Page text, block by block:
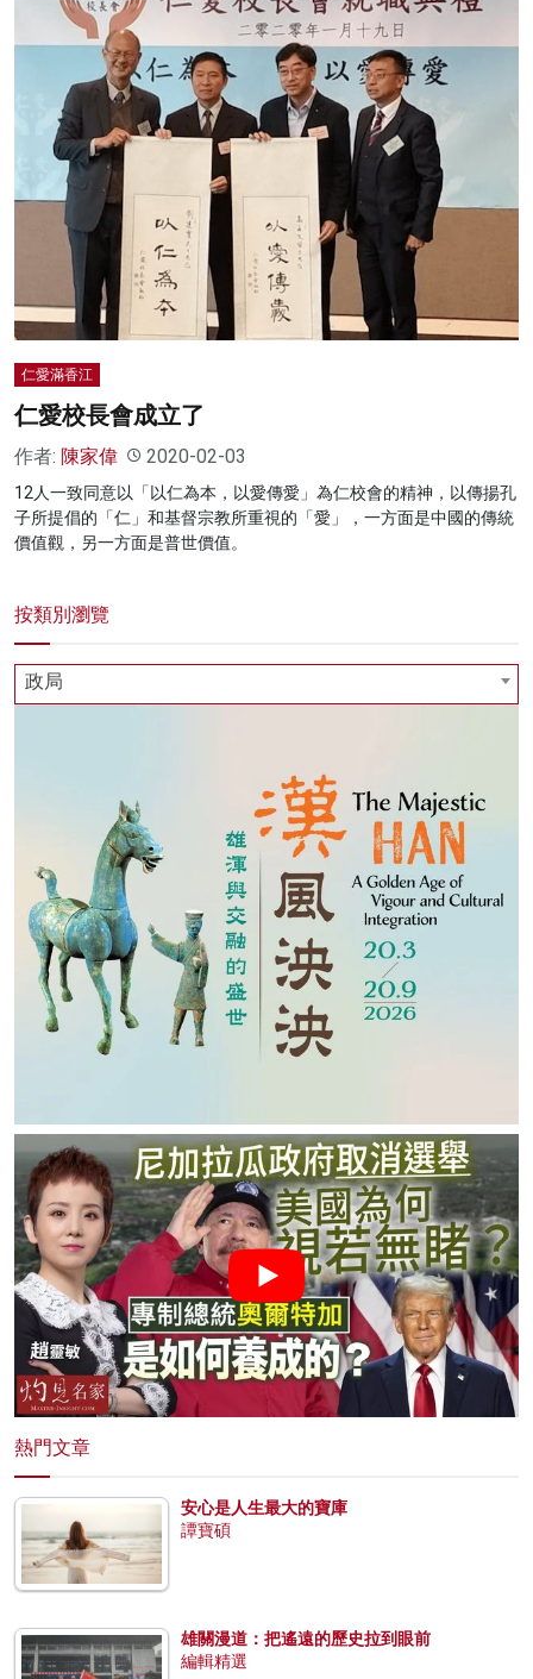
仁愛滿香江
仁愛校長會成立了
作者: 陳家偉 2020-02-03
12人一致同意以「以仁為本，以愛傳愛」為仁校會的精神，以傳揚孔
子所提倡的「仁」和基督宗教所重視的「愛」，一方面是中國的傳統
價值觀，另一方面是普世價值。
按類別瀏覽
政局
熱門文章
安心是人生最大的寶庫
譚寶碩
雄關漫道：把遙遠的歷史拉到眼前
編輯精選